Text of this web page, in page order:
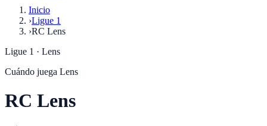
Inicio
›Ligue 1
›RC Lens
Ligue 1 · Lens
Cuándo juega Lens
RC Lens